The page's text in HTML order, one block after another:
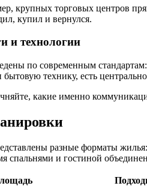
крупных торговых центров
купил и вернулся.
и технологии
по современным
технику, есть
какие именно
разные форматы
спальнями и гостиной